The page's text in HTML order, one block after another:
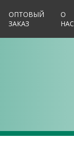
ОПТОВЫЙ
ЗАКАЗ
О
НАС